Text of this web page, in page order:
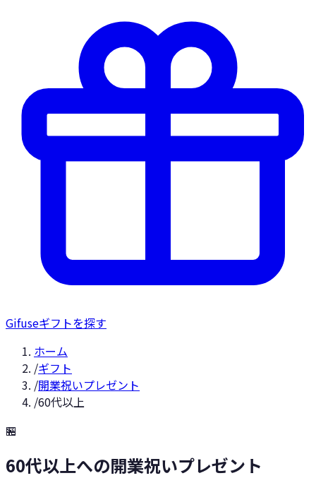
Gifuseギフトを探す
ホーム
/ギフト
/開業祝いプレゼント
/60代以上
🏪
60代以上への開業祝いプレゼント